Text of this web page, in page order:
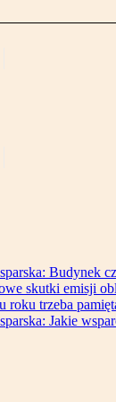
Budynek
skutki emisji
roku trzeba
Jakie